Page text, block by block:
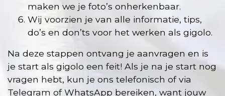
maken we je foto’s onherkenbaar.
Wij voorzien je van alle informatie, tips,
do’s en don’ts voor het werken als gigolo.
Na deze stappen ontvang je aanvragen en is
je start als gigolo een feit! Als je na je start nog
vragen hebt, kun je ons telefonisch of via
Telegram of WhatsApp bereiken, want jouw